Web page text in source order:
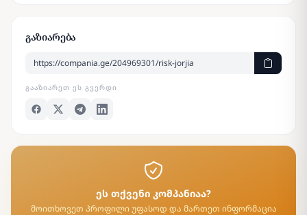
გაზიარება
ᲒᲐᲐᲖᲘᲐᲠᲔᲗ ᲔᲡ ᲒᲕᲔᲠᲓᲘ
ეს თქვენი კომპანიაა?
მოითხოვეთ პროფილი უფასოდ და მართეთ ინფორმაცია